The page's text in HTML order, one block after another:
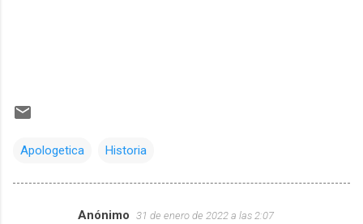
Apologetica Historia
Anónimo 31 de enero de 2022 a las 2:07